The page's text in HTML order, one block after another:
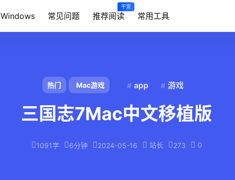
Windows 常见问题 推荐阅读
干货
常用工具
热门 Mac游戏 app 游戏
三国志7Mac中文移植版
1091字 6分钟 2024-05-16 站长 273 0